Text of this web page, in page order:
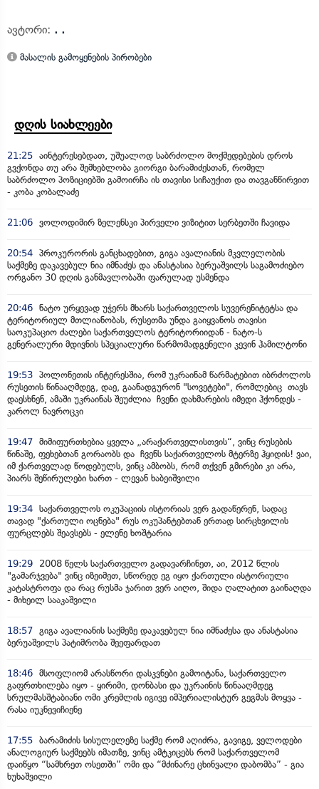
ავტორი: . .
მასალის გამოყენების პირობები
დღის სიახლეები
21:25 აინტერესებდათ, უშუალოდ საბრძოლო მოქმედებების დროს
გვქონდა თუ არა შემხებლობა გიორგი ბარამიძესთან, რომელ
საბრძოლო პოზიციებში გამოირჩა ის თავისი სიჩაუქით და თავგანწირვით
- კობა კობალაძე
21:06 ვოლოდიმირ ზელენსკი პირველი ვიზიტით სერბეთში ჩავიდა
20:54 პროკურორის განცხადებით, გიგა ავალიანის მკვლელობის
საქმეზე დაკავებულ ნია იმნაძეს და ანასტასია ბერუაშვილს საგამოძიებო
ორგანო 30 დღის განმავლობაში ფარულად უსმენდა
20:46 ნატო ურყევად უჭერს მხარს საქართველოს სუვერენიტეტსა და
ტერიტორიულ მთლიანობას, რუსეთმა უნდა გაიყვანოს თავისი
საოკუპაციო ძალები საქართველოს ტერიტორიიდან - ნატო-ს
გენერალური მდივნის სპეციალური წარმომადგენელი კევინ ჰამილტონი
19:53 პოლონეთის ინტერესშია, რომ უკრაინამ წარმატებით იბრძოლოს
რუსეთის წინააღმდეგ, დაე, გაანადგურონ "სოვეტები", რომლებიც თავს
დაესხნენ, ამაში უკრაინას შეუძლია ჩვენი დახმარების იმედი ჰქონდეს -
კაროლ ნავროცკი
19:47 მიმიფურთხებია ყველა „არაქართველისთვის“, ვინც რუსების
წინაშე, ფეხებთან გორაობს და ჩვენს საქართველოს მტერზე ჰყიდის! ვაი,
იმ ქართველად წოდებულს, ვინც ამბობს, რომ თქვენ გმირები კი არა,
პიარს შეწირულები ხართ - ლევან ხაბეიშვილი
19:34 საქართველოს ოკუპაციის ისტორიას ვერ გადაწერენ, სადაც
თავად "ქართული ოცნება" რუს ოკუპანტებთან ერთად სირცხვილის
ფურცლებს შეავსებს - ელენე ხოშტარია
19:29
2008 წელს საქართველო გადავარჩინეთ, აი, 2012 წლის
"გამარჯვება" ვინც იზეიმეთ, სწორედ ეგ იყო ქართული ისტორიული
კატასტროფა და რაც რუსმა ჯარით ვერ აიღო, შიდა ღალატით გაინაღდა
- მიხეილ სააკაშვილი
18:57 გიგა ავალიანის საქმეზე დაკავებულ ნია იმნაძესა და ანასტასია
ბერუაშვილს პატიმრობა შეეფარდათ
18:46 მსოფლიომ არასწორი დასკვნები გამოიტანა, საქართველო
გაფრთხილება იყო - ყირიმი, დონბასი და უკრაინის წინააღმდეგ
სრულმასშტაბიანი ომი კრემლის იგივე იმპერიალისტურ გეგმას მოყვა -
რასა იუკნევიჩიენე
17:55 ბარამიძის სისულელეზე საქმე რომ აღიძრა, გავიგე, ველოდები
ანალოგიურ საქმეებს იმათზე, ვინც ამტკიცებს რომ საქართველომ
დაიწყო “სამხრეთ ოსეთში” ომი და “მძინარე ცხინვალი დაბომბა” - გია
ხუხაშვილი